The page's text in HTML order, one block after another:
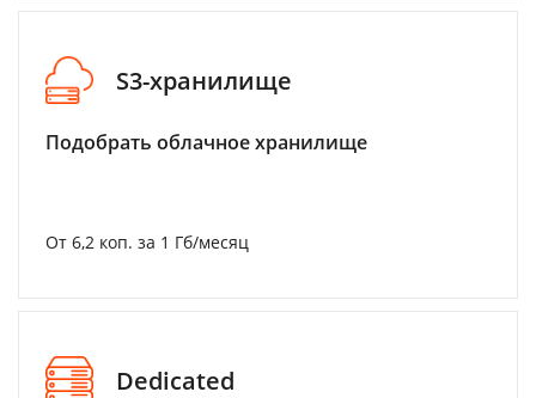
S3-хранилище
Подобрать облачное хранилище
От 6,2 коп. за 1 Гб/месяц
Dedicated